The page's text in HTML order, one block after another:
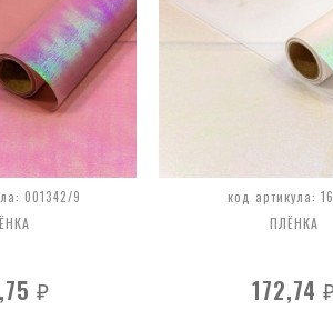
001342/9
₽
код артикула:
ПЛЁНКА
172,74